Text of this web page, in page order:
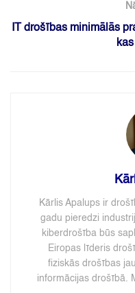
IT drošības minimālās
Kārlis Apalups ir
gadu pieredzi
kiberdrošība būs
Eiropas līderis
fiziskās drošības
informācijas drošībā.